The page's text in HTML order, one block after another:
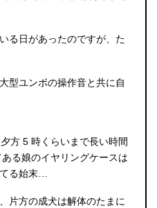
る日があったのですが、た
型ユンボの操作音と共に自
方 5 時くらいまで長い時間
る娘のイヤリングケースは
る始末…
片方の成犬は解体のたまに